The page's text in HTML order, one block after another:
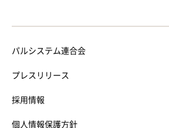
パルシステム連合会
プレスリリース
採用情報
個人情報保護方針